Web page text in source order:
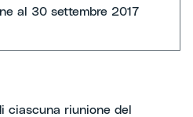
al 30 settembre 2017
ciascuna riunione del